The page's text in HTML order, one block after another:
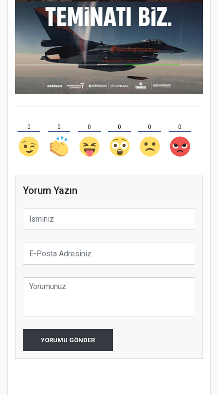
0 0 0 0 0 0
Yorum Yazın
YORUMU GÖNDER